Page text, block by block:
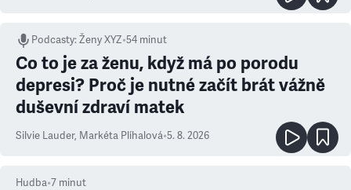
Podcasty:Ženy XYZ•54 minut
Co to je za ženu, když má po porodu
depresi? Proč je nutné začít brát vážně
duševní zdraví matek
Silvie Lauder, Markéta Plíhalová•5. 8. 2026
Hudba•7 minut